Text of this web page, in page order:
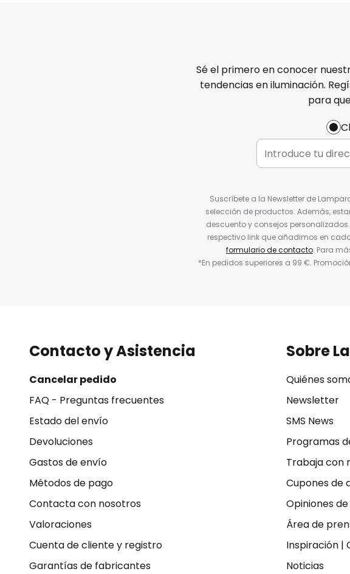
Sé el primero en conocer
tendencias en iluminación.
para
Suscríbete a la Newsletter de
selección de productos. Además,
descuento y consejos
respectivo link que añadimos en
formulario de contacto. Para
*En pedidos superiores a 99 €.
Contacto y Asistencia
Cancelar pedido
FAQ - Preguntas frecuentes
Estado del envío
Devoluciones
Gastos de envío
Métodos de pago
Contacta con nosotros
Valoraciones
Cuenta de cliente y registro
Garantías de fabricantes
Sobre
Quiénes
Newsletter
SMS News
Programas
Trabaja con
Cupones de
Opiniones
Área de
Inspiración|
Noticias